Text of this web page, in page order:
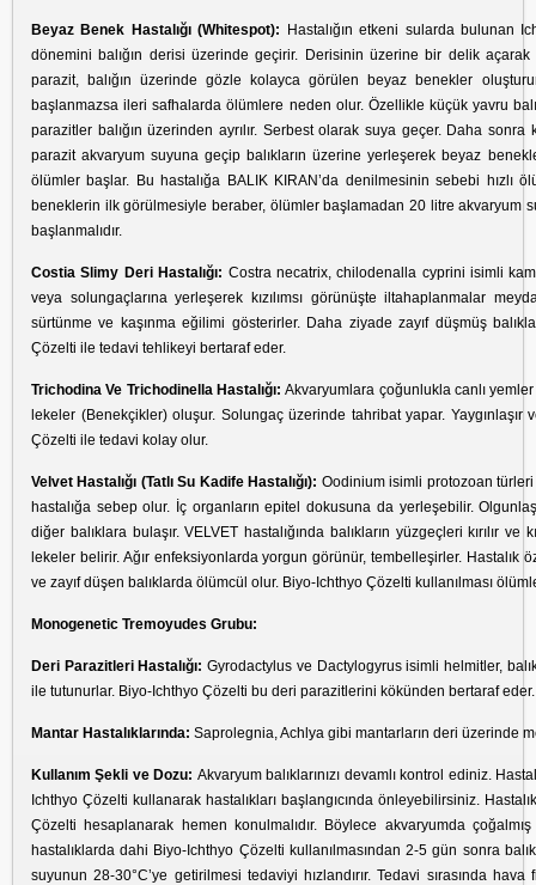
Beyaz Benek Hastalığı (Whitespot):
Hastalığın etkeni sularda bulunan
dönemini balığın derisi üzerinde geçirir. Derisinin üzerine bir delik
parazit, balığın üzerinde gözle kolayca görülen beyaz benekler
başlanmazsa ileri safhalarda ölümlere neden olur. Özellikle küçük yavru
parazitler balığın üzerinden ayrılır. Serbest olarak suya geçer. Daha
parazit akvaryum suyuna geçip balıkların üzerine yerleşerek beyaz
ölümler başlar. Bu hastalığa BALIK KIRAN’da denilmesinin sebebi hızlı
beneklerin ilk görülmesiyle beraber, ölümler başlamadan 20 litre akvaryum
başlanmalıdır.
Costia Slimy Deri Hastalığı: Costra necatrix, chilodenalla cyprini isimli
veya solungaçlarına yerleşerek kızılımsı görünüşte iltahaplanmalar
sürtünme ve kaşınma eğilimi gösterirler. Daha ziyade zayıf düşmüş
Çözelti ile tedavi tehlikeyi bertaraf eder.
Trichodina Ve Trichodinella Hastalığı:Akvaryumlara çoğunlukla canlı
lekeler (Benekçikler) oluşur. Solungaç üzerinde tahribat yapar.
Çözelti ile tedavi kolay olur.
Velvet Hastalığı (Tatlı Su Kadife Hastalığı): Oodinium isimli protozoan
hastalığa sebep olur. İç organların epitel dokusuna da yerleşebilir.
diğer balıklara bulaşır. VELVET hastalığında balıkların yüzgeçleri kırılır
lekeler belirir. Ağır enfeksiyonlarda yorgun görünür, tembelleşirler.
ve zayıf düşen balıklarda ölümcül olur. Biyo-Ichthyo Çözelti kullanılması
Monogenetic Tremoyudes Grubu:
Deri Parazitleri Hastalığı:Gyrodactylus ve Dactylogyrus isimli helmitler,
ile tutunurlar. Biyo-Ichthyo Çözelti bu deri parazitlerini kökünden bertaraf eder.
Mantar Hastalıklarında: Saprolegnia, Achlya gibi mantarların deri üzerinde
Kullanım Şekli ve Dozu: Akvaryum balıklarınızı devamlı kontrol ediniz.
Ichthyo Çözelti kullanarak hastalıkları başlangıcında önleyebilirsiniz.
Çözelti hesaplanarak hemen konulmalıdır. Böylece akvaryumda
hastalıklarda dahi Biyo-Ichthyo Çözelti kullanılmasından 2-5 gün sonra
suyunun 28-30°C’ye getirilmesi tedaviyi hızlandırır. Tedavi sırasında